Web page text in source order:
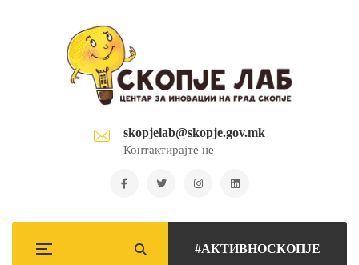
skopjelab@skopje.gov.mk
Контактирајте не
#АКТИВНОСКОПЈЕ